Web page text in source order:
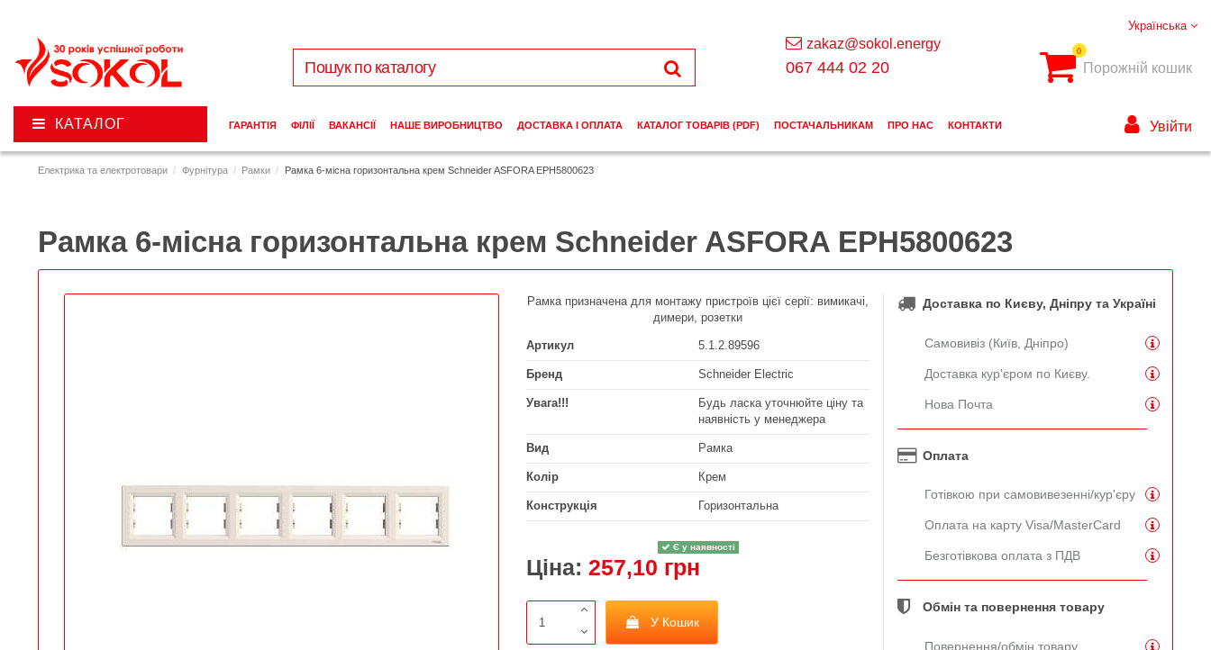
Електрика та електротовари Фурнітура Рамки Рамка 6-місна горизонтальна крем Schneider ASFORA EPH5800623
Рамка 6-місна горизонтальна крем Schneider ASFORA EPH5800623
Рамка призначена для монтажу пристроїв цієї серії: вимикачі,
димери, розетки
Артикул 5.1.2.89596
Бренд Schneider Electric
Увага!!!
Будь ласка уточнюйте ціну та
наявність у менеджера
Вид Рамка
Колір Крем
Конструкція Горизонтальна
Є у наявності
Ціна: 257,10 грн
У Кошик
Доставка по Києву, Дніпру та Україні
Самовивіз (Київ, Дніпро)
Доставка кур'єром по Києву.
Нова Почта
Оплата
Готівкою при самовивезенні/кур'єру
Оплата на карту Visa/MasterCard
Безготівкова оплата з ПДВ
Обмін та повернення товару
Повернення/обмін товару
Українська
zakaz@sokol.energy
067 444 02 20
0
Порожній кошик
КАТАЛОГ ГАРАНТІЯ ФІЛІЇ ВАКАНСІЇ НАШЕ ВИРОБНИЦТВО ДОСТАВКА І ОПЛАТА КАТАЛОГ ТОВАРІВ (PDF) ПОСТАЧАЛЬНИКАМ ПРО НАС КОНТАКТИ Увійти